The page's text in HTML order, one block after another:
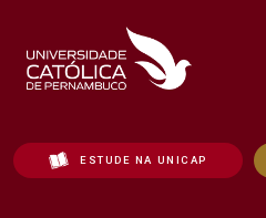
ESTUDE NA UNICAP